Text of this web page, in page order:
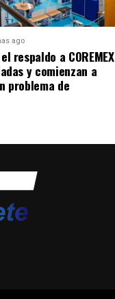
ago
respaldo a COREMEX
y comienzan a
problema de